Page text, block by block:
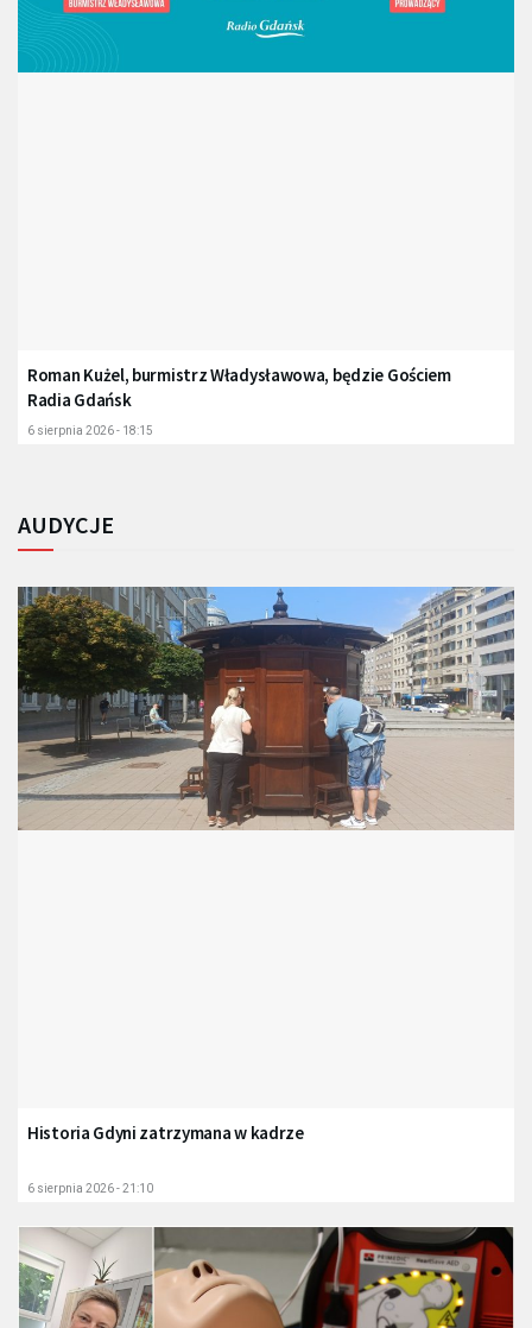
Roman Kużel, burmistrz Władysławowa, będzie Gościem
Radia Gdańsk
6 sierpnia 2026 - 18:15
AUDYCJE
Historia Gdyni zatrzymana w kadrze
6 sierpnia 2026 - 21:10